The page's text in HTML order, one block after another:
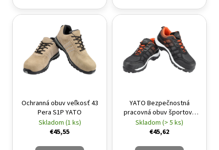
Ochranná obuv veľkosť 43
Pera S1P YATO
Skladom (1 ks)
€45,55
YATO Bezpečnostná
pracovná obuv športová
Pompa S1P 37
Skladom (> 5 ks)
€45,62